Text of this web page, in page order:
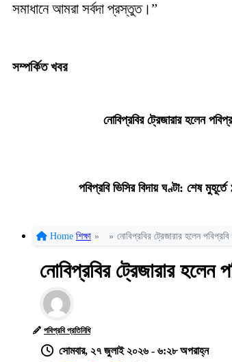
সমাধানে আমরা সর্বদা প্রস্তুত।”
সম্পর্কিত খবর
নোবিপ্রবির ট্রেজারার হলেন
পবিপ্রবি ভিসির বিদায় ঘণ্টা: শেষ
Home শিক্ষা » » নোবিপ্রবির ট্রেজারার হলেন
নোবিপ্রবির ট্রেজারার হলেন
পবিপ্রবি প্রতিনিধি
সোমবার, ২৭ জুলাই ২০২৬ - ৬:২৮ অপরাহ্ন